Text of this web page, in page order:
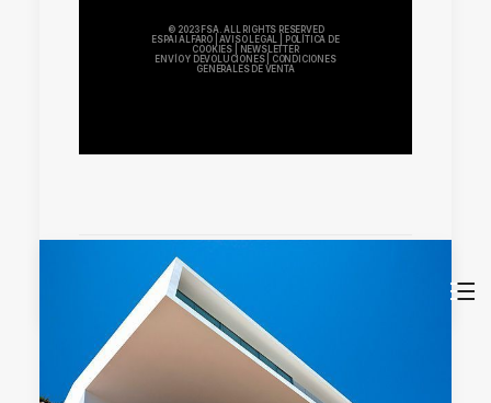
© 2023 FSA. ALL RIGHTS RESERVED
ESPAI ALFARO |AVISO LEGAL
POLÍTICA DE
COOKIES
NEWSLETTER
ENVÍO Y DEVOLUCIONES|
CONDICIONES
GENERALES DE VENTA
by mkhh87y80_wbt9